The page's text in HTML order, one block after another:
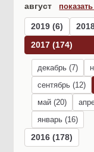
август
2019 (6)
2017 (174)
декабрь (7)
сентябрь (12)
май (20)
январь (16)
2016 (178)